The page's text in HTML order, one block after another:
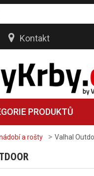
a rošty > Valhal
PRODUKTŮ
Kontakt